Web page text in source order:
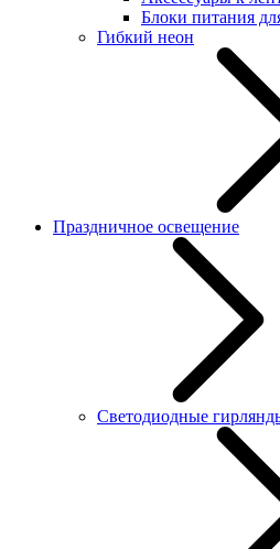
Блоки питания
Гибкий неон
Праздничное освещение
Светодиодные